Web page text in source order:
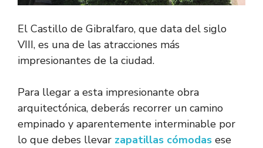
El Castillo de Gibralfaro, que data del siglo
VIII, es una de las atracciones más
impresionantes de la ciudad.
Para llegar a esta impresionante obra
arquitectónica, deberás recorrer un camino
empinado y aparentemente interminable por
lo que debes llevar zapatillas cómodas ese